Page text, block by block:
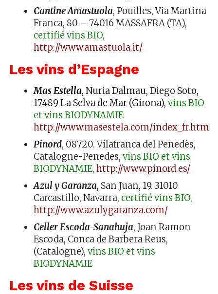
Cantine Amastuola, Pouilles, Via Martina
Franca, 80 – 74016 MASSAFRA (TA),
certifié vins BIO,
http://www.amastuola.it/
Les vins d’Espagne
Mas Estella, Nuria Dalmau, Diego Soto,
17489 La Selva de Mar (Girona), vins BIO
et vins BIODYNAMIE
http://www.masestela.com/index_fr.html
Pinord, 08720. Vilafranca del Penedès,
Catalogne-Penedes, vins BIO et vins
BIODYNAMIE, http://www.pinord.es/
Azul y Garanza, San Juan, 19. 31010
Carcastillo, Navarra, certifié vins BIO,
http://www.azulygaranza.com/
Celler Escoda-Sanahuja, Joan Ramon
Escoda, Conca de Barbera Reus,
(Catalogne), vins BIO et vins
BIODYNAMIE
Les vins de Suisse